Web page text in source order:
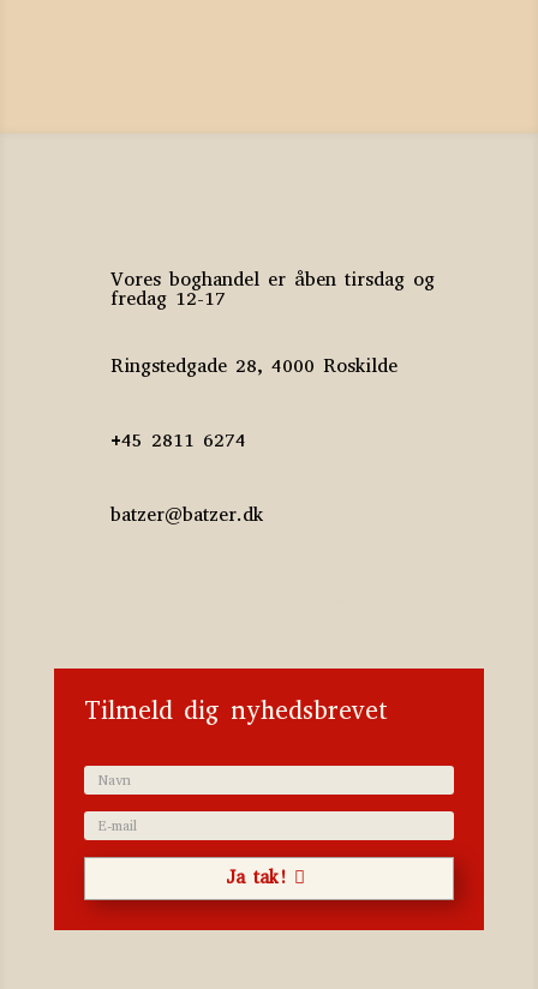
Vores boghandel er åben tirsdag og
fredag 12-17
Ringstedgade 28, 4000 Roskilde
+45 2811 6274
batzer@batzer.dk
Tilmeld dig nyhedsbrevet
Ja tak!